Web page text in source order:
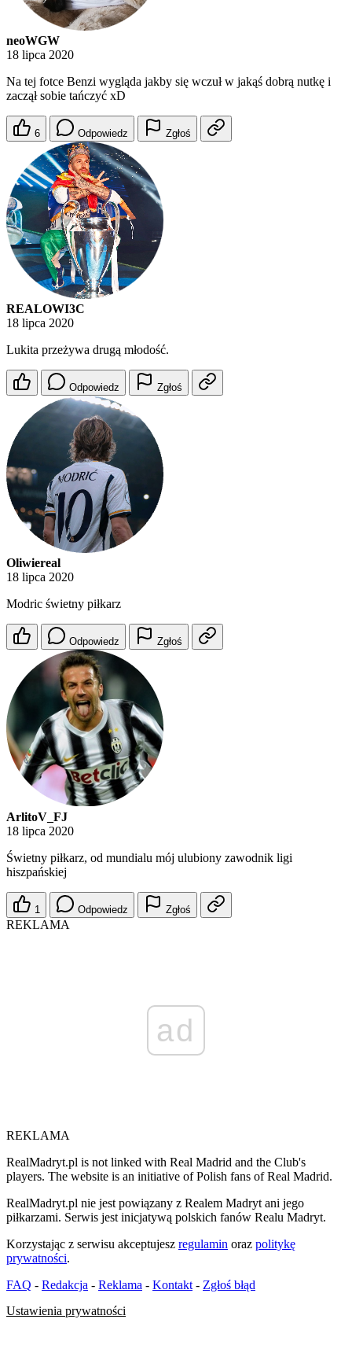
neoWGW
18 lipca 2020
Na tej fotce Benzi wygląda jakby się wczuł w jakąś dobrą nutkę i
zaczął sobie tańczyć xD
6 Odpowiedz Zgłoś
REALOWI3C
18 lipca 2020
Lukita przeżywa drugą młodość.
Odpowiedz Zgłoś
Oliwiereal
18 lipca 2020
Modric świetny piłkarz
Odpowiedz Zgłoś
ArlitoV_FJ
18 lipca 2020
Świetny piłkarz, od mundialu mój ulubiony zawodnik ligi
hiszpańskiej
1 Odpowiedz Zgłoś
REKLAMA
ad
REKLAMA
RealMadryt.pl is not linked with Real Madrid and the Club's
players. The website is an initiative of Polish fans of Real Madrid.
RealMadryt.pl nie jest powiązany z Realem Madryt ani jego
piłkarzami. Serwis jest inicjatywą polskich fanów Realu Madryt.
Korzystając z serwisu akceptujesz regulamin oraz politykę
prywatności.
FAQ - Redakcja - Reklama - Kontakt - Zgłoś błąd
Ustawienia prywatności